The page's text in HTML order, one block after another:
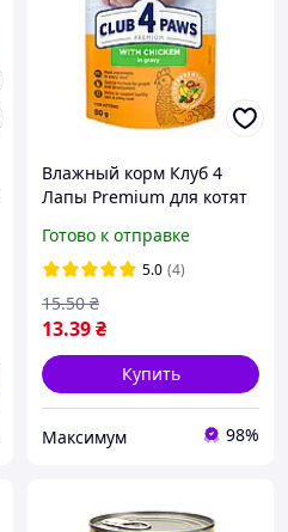
Влажный корм Клуб 4
Лапы Premium для котят
Готово к отправке
5.0 (4)
13.39₴
15.50 ₴
Купить
Максимум 98%